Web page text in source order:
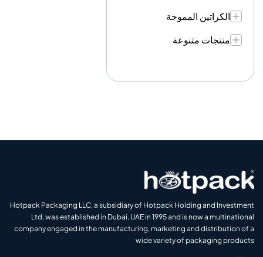
الكراتين المموجة
منتجات متنوعة
Hotpack Packaging LLC, a subsidiary of Hotpack Holding and Investment
Ltd, was established in Dubai, UAE in 1995 and is now a multinational
company engaged in the manufacturing, marketing and distribution of a
wide variety of packaging products